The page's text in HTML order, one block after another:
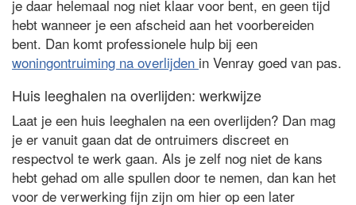
je daar helemaal nog niet klaar voor bent, en geen tijd
hebt wanneer je een afscheid aan het voorbereiden
bent. Dan komt professionele hulp bij een
woningontruiming na overlijden in Venray goed van pas.
Huis leeghalen na overlijden: werkwijze
Laat je een huis leeghalen na een overlijden? Dan mag
je er vanuit gaan dat de ontruimers discreet en
respectvol te werk gaan. Als je zelf nog niet de kans
hebt gehad om alle spullen door te nemen, dan kan het
voor de verwerking fijn zijn om hier op een later